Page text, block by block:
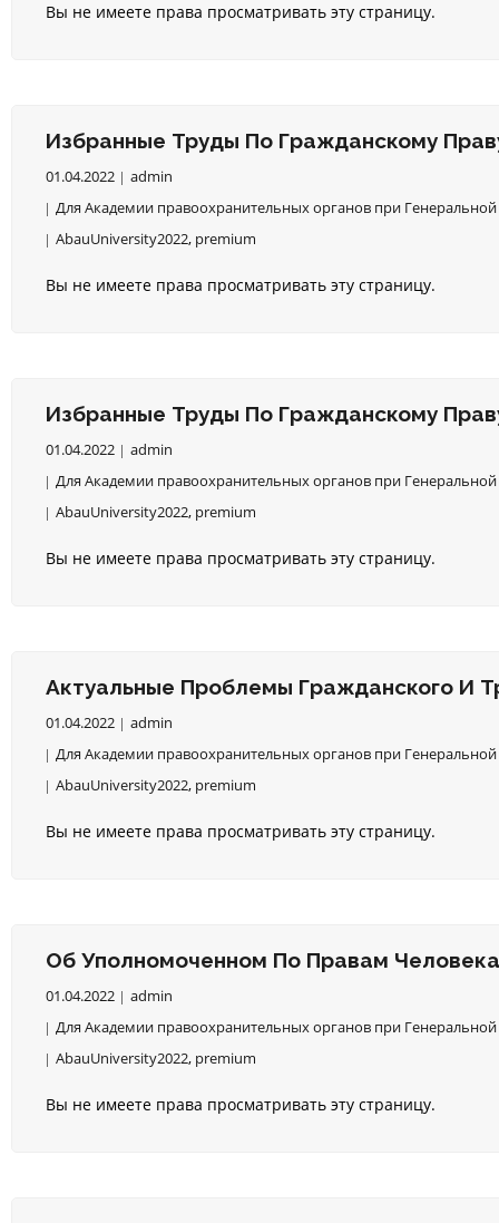
Вы не имеете права просматривать эту страницу.
Избранные Труды По Гражданскому
01.04.2022
admin
Для Академии правоохранительных органов при Генеральной
AbauUniversity2022, premium
Вы не имеете права просматривать эту страницу.
Избранные Труды По Гражданскому
01.04.2022
admin
Для Академии правоохранительных органов при Генеральной
AbauUniversity2022, premium
Вы не имеете права просматривать эту страницу.
Актуальные Проблемы Гражданского И
01.04.2022
admin
Для Академии правоохранительных органов при Генеральной
AbauUniversity2022, premium
Вы не имеете права просматривать эту страницу.
Об Уполномоченном По Правам
01.04.2022
admin
Для Академии правоохранительных органов при Генеральной
AbauUniversity2022, premium
Вы не имеете права просматривать эту страницу.